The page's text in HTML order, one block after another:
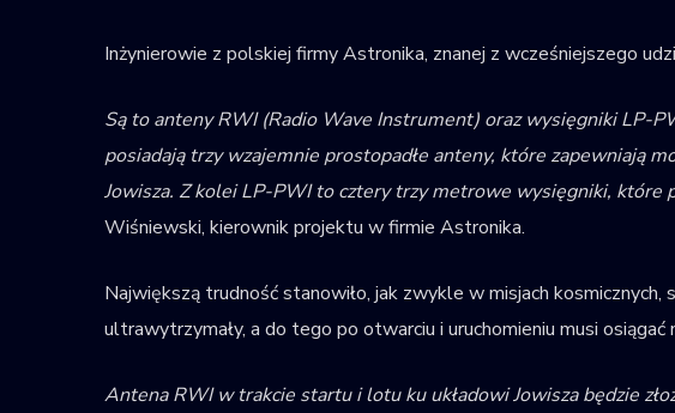
Inżynierowie z polskiej firmy Astronika, znanej z wcześniejszego
Są to anteny RWI (Radio Wave Instrument) oraz wysięgniki LP-
posiadają trzy wzajemnie prostopadłe anteny, które zapewniają
Jowisza. Z kolei LP-PWI to cztery trzy metrowe wysięgniki, które
Wiśniewski, kierownik projektu w firmie Astronika.
Największą trudność stanowiło, jak zwykle w misjach
ultrawytrzymały, a do tego po otwarciu i uruchomieniu musi osiągać
Antena RWI w trakcie startu i lotu ku układowi Jowisza będzie